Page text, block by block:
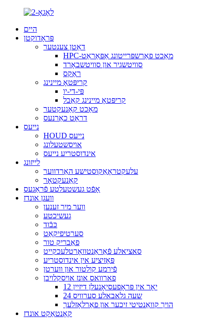
היים
פּראָדוקטן
דאַטן צענטער
HPC-מאַכט פאַרשפּרייטונג אַפּאַראַט
סוויטשגיר און סוויטשבאָרד
ראַקס
קריפּטאָ מיינינג
פּי-די-יו
קריפּטאָ מיינינג קאַבל
מאַכט קאַנעקטער
דראָט כאַרנעס
נייעס
HOUD נייעס
אויסשטעלונג
אינדוסטריע נייעס
לייזונג
עלעקטראָאַקוסטישע האַרדווער
קאַנעקטאָר
אָפֿט געשטעלטע פֿראַגעס
וועגן אונדז
ווער מיר זענען
געשיכטע
כּבֿוד
סערטיפיקאַט
פאַבריק טור
סאציאלע פֿאַראַנטוואָרטלעכקייט
פּאָזיציע אין אינדוסטריע
פֿירמע קולטור און ווערטן
פארוואס אונז אויסקלויבן
12 יאָר אין פּראָפעסיאָנעלן דיזיין
24 שעה גלאבאלע סערוויס
הויך קוואַנטיטי זיכער און פאַרלאָזלעך
קאָנטאַקט אונדז